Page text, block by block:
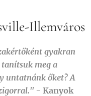
Illemváros
gyakran
tanítsuk meg a
untatnánk őket? A
- Kanyok